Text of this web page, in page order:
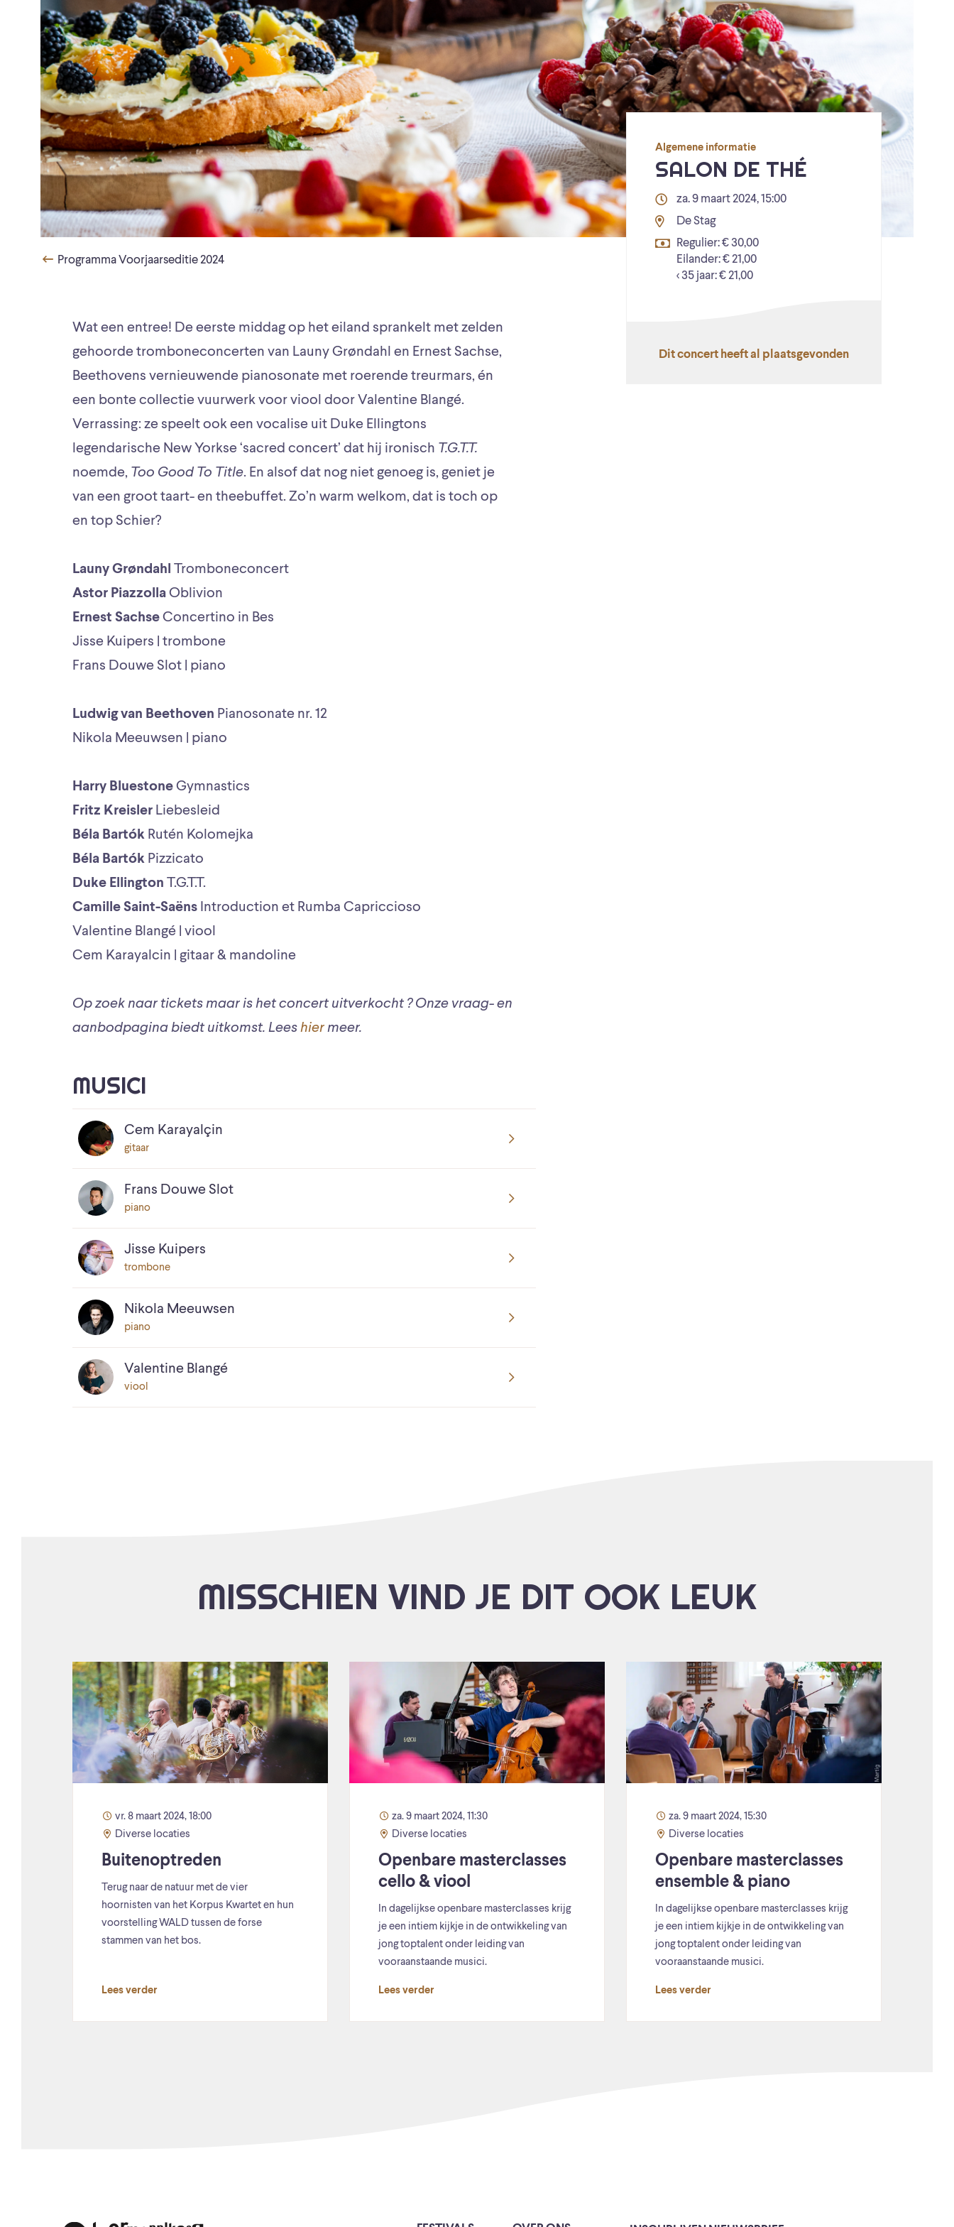
Programma Voorjaarseditie 2024
Wat een entree! De eerste middag op het eiland sprankelt met zelden
gehoorde tromboneconcerten van Launy Grøndahl en Ernest Sachse,
Beethovens vernieuwende pianosonate met roerende treurmars, én
een bonte collectie vuurwerk voor viool door Valentine Blangé.
Verrassing: ze speelt ook een vocalise uit Duke Ellingtons
legendarische New Yorkse ‘sacred concert’ dat hij ironisch T.G.T.T.
noemde, Too Good To Title. En alsof dat nog niet genoeg is, geniet je
van een groot taart- en theebuffet. Zo’n warm welkom, dat is toch op
en top Schier?
Launy Grøndahl Tromboneconcert
Astor Piazzolla Oblivion
Ernest Sachse Concertino in Bes
Jisse Kuipers | trombone
Frans Douwe Slot | piano
Ludwig van Beethoven Pianosonate nr. 12
Nikola Meeuwsen | piano
Harry Bluestone Gymnastics
Fritz Kreisler Liebesleid
Béla Bartók Rutén Kolomejka
Béla Bartók Pizzicato
Duke Ellington T.G.T.T.
Camille Saint-Saëns Introduction et Rumba Capriccioso
Valentine Blangé | viool
Cem Karayalcin | gitaar & mandoline
Op zoek naar tickets maar is het concert uitverkocht ? Onze vraag- en
aanbodpagina biedt uitkomst. Lees hier meer.
MUSICI
Cem Karayalçin
gitaar
Frans Douwe Slot
piano
Jisse Kuipers
trombone
Nikola Meeuwsen
piano
Valentine Blangé
viool
Algemene informatie
SALON DE THÉ
za. 9 maart 2024, 15:00
De Stag
Regulier: € 30,00
Eilander: € 21,00
< 35 jaar: € 21,00
Dit concert heeft al plaatsgevonden
MISSCHIEN VIND JE DIT OOK LEUK
vr. 8 maart 2024, 18:00
Diverse locaties
Buitenoptreden
Terug naar de natuur met de vier
hoornisten van het Korpus Kwartet en hun
voorstelling WALD tussen de forse
stammen van het bos.
Lees verder
za. 9 maart 2024, 11:30
Diverse locaties
Openbare masterclasses
cello & viool
In dagelijkse openbare masterclasses krijg
je een intiem kijkje in de ontwikkeling van
jong toptalent onder leiding van
vooraanstaande musici.
Lees verder
za. 9 maart 2024, 15:30
Diverse locaties
Openbare masterclasses
ensemble & piano
In dagelijkse openbare masterclasses krijg
je een intiem kijkje in de ontwikkeling van
jong toptalent onder leiding van
vooraanstaande musici.
Lees verder